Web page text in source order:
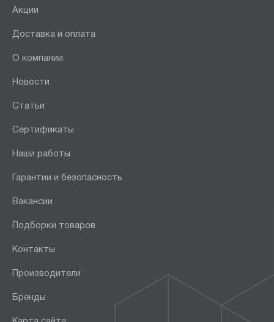
Акции
Доставка и оплата
О компании
Новости
Статьи
Сертификаты
Наши работы
Гарантии и безопасность
Вакансии
Подборки товаров
Контакты
Производители
Бренды